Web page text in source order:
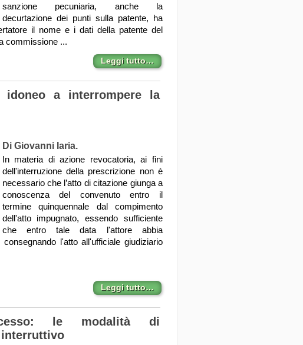
sanzione pecuniaria, anche la
decurtazione dei punti sulla patente, ha
il nome e i dati della patente del
commissione ...
Leggi tutto…
idoneo a interrompere la
Di Giovanni Iaria.
In materia di azione revocatoria, ai fini
dell'interruzione della prescrizione non è
necessario che l’atto di citazione giunga a
conoscenza del convenuto entro il
termine quinquennale dal compimento
dell'atto impugnato, essendo sufficiente
che entro tale data l'attore abbia
l'atto all'ufficiale giudiziario
Leggi tutto…
le modalità di
interruttivo